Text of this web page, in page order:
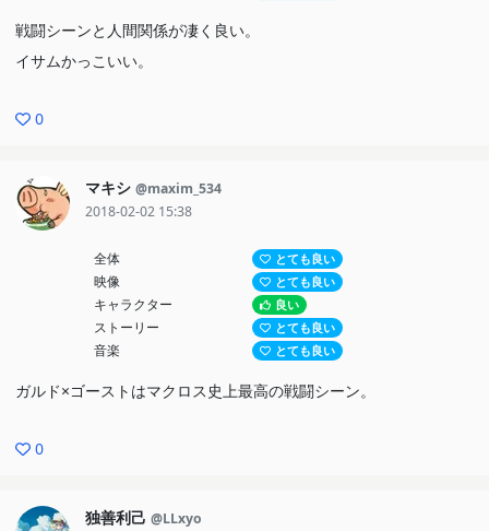
戦闘シーンと人間関係が凄く良い。
イサムかっこいい。
0
マキシ @maxim_534
2018-02-02 15:38
全体 とても良い
映像 とても良い
キャラクター 良い
ストーリー とても良い
音楽 とても良い
ガルド×ゴーストはマクロス史上最高の戦闘シーン。
0
独善利己 @LLxyo